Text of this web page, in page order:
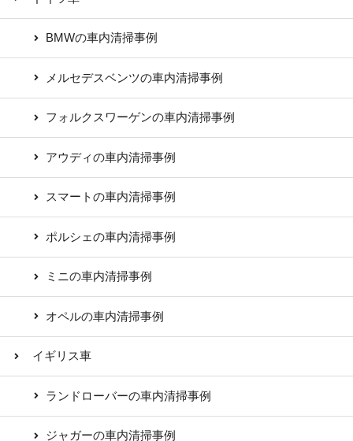
BMWの車内清掃事例
メルセデスベンツの車内清掃事例
フォルクスワーゲンの車内清掃事例
アウディの車内清掃事例
スマートの車内清掃事例
ポルシェの車内清掃事例
ミニの車内清掃事例
オペルの車内清掃事例
イギリス車
ランドローバーの車内清掃事例
ジャガーの車内清掃事例